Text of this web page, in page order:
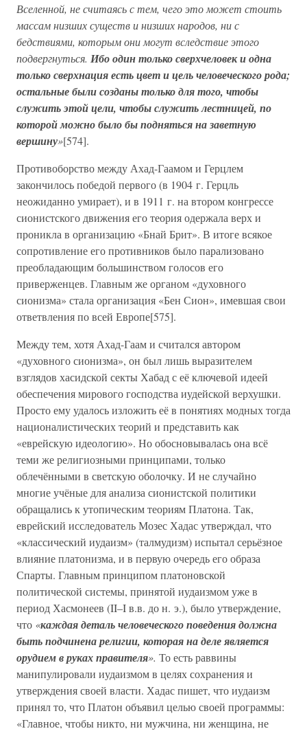
Вселенной, не считаясь с тем, чего это может стоить
массам низших существ и низших народов, ни с
бедствиями, которым они могут вследствие этого
подвергнуться. Ибо один только сверхчеловек и одна
только сверхнация есть цвет и цель человеческого рода;
остальные были созданы только для того, чтобы
служить этой цели, чтобы служить лестницей, по
которой можно было бы подняться на заветную
вершину»[574].
Противоборство между Ахад-Гаамом и Герцлем
закончилось победой первого (в 1904 г. Герцль
неожиданно умирает), и в 1911 г. на втором конгрессе
сионистского движения его теория одержала верх и
проникла в организацию «Бнай Брит». В итоге всякое
сопротивление его противников было парализовано
преобладающим большинством голосов его
приверженцев. Главным же органом «духовного
сионизма» стала организация «Бен Сион», имевшая свои
ответвления по всей Европе[575].
Между тем, хотя Ахад-Гаам и считался автором
«духовного сионизма», он был лишь выразителем
взглядов хасидской секты Хабад с её ключевой идеей
обеспечения мирового господства иудейской верхушки.
Просто ему удалось изложить её в понятиях модных тогда
националистических теорий и представить как
«еврейскую идеологию». Но обосновывалась она всё
теми же религиозными принципами, только
облечёнными в светскую оболочку. И не случайно
многие учёные для анализа сионистской политики
обращались к утопическим теориям Платона. Так,
еврейский исследователь Мозес Хадас утверждал, что
«классический иудаизм» (талмудизм) испытал серьёзное
влияние платонизма, и в первую очередь его образа
Спарты. Главным принципом платоновской
политической системы, принятой иудаизмом уже в
период Хасмонеев (II–I в.в. до н. э.), было утверждение,
что «каждая деталь человеческого поведения должна
быть подчинена религии, которая на деле является
орудием в руках правителя». То есть раввины
манипулировали иудаизмом в целях сохранения и
утверждения своей власти. Хадас пишет, что иудаизм
принял то, что Платон объявил целью своей программы:
«Главное, чтобы никто, ни мужчина, ни женщина, не